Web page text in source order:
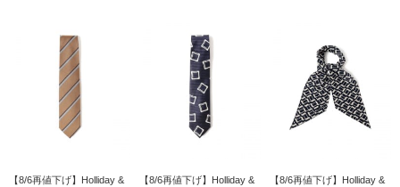
【8/6再値下げ】Holliday &
【8/6再値下げ】Holliday &
【8/6再値下げ】Holliday &